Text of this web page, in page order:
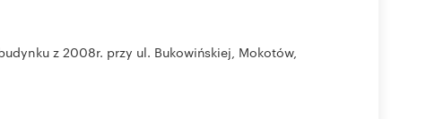
z 2008r. przy ul. Bukowińskiej, Mokotów,